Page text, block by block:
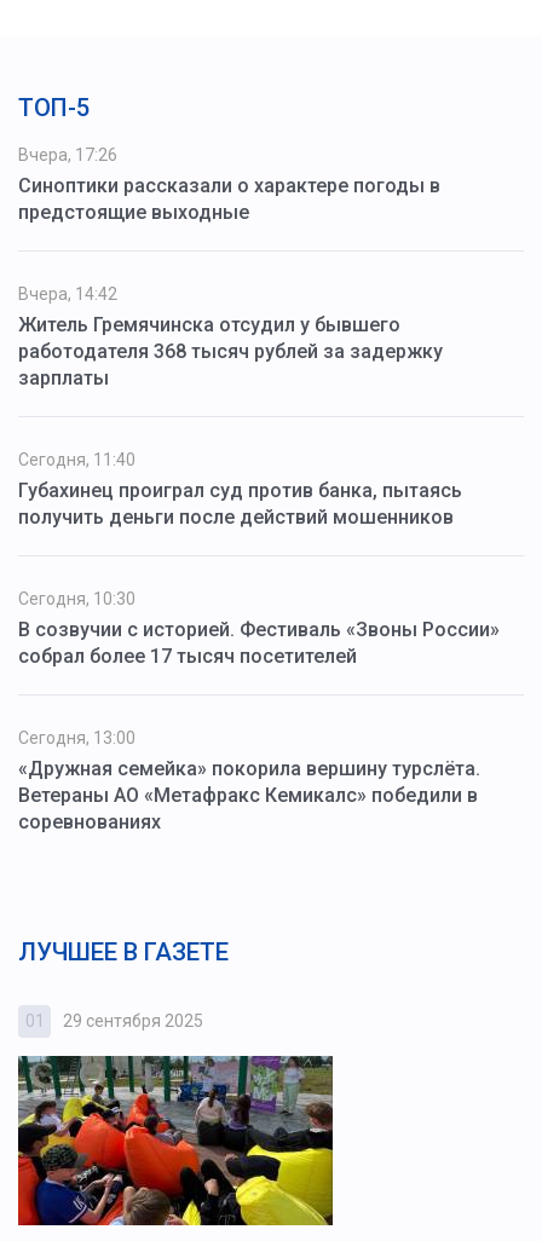
ТОП-5
Вчера, 17:26
Синоптики рассказали о характере погоды в
предстоящие выходные
Вчера, 14:42
Житель Гремячинска отсудил у бывшего
работодателя 368 тысяч рублей за задержку
зарплаты
Сегодня, 11:40
Губахинец проиграл суд против банка, пытаясь
получить деньги после действий мошенников
Сегодня, 10:30
В созвучии с историей. Фестиваль «Звоны России»
собрал более 17 тысяч посетителей
Сегодня, 13:00
«Дружная семейка» покорила вершину турслёта.
Ветераны АО «Метафракс Кемикалс» победили в
соревнованиях
ЛУЧШЕЕ В ГАЗЕТЕ
01 29 сентября 2025